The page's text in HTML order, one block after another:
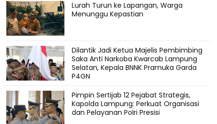
Lurah Turun ke Lapangan, Warga
Menunggu Kepastian
Dilantik Jadi Ketua Majelis Pembimbing
Saka Anti Narkoba Kwarcab Lampung
Selatan, Kepala BNNK Pramuka Garda
P4GN
Pimpin Sertijab 12 Pejabat Strategis,
Kapolda Lampung: Perkuat Organisasi
dan Pelayanan Polri Presisi